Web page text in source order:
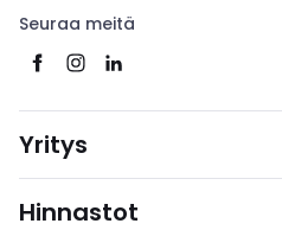
Seuraa meitä
Yritys
Hinnastot